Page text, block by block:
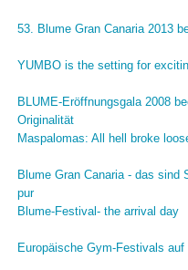
53. Blume Gran Canaria 2013
YUMBO is the setting for
BLUME-Eröffnungsgala 2008
Originalität
Maspalomas: All hell broke
Blume Gran Canaria - das sind
pur
Blume-Festival- the arrival day
Europäische Gym-Festivals